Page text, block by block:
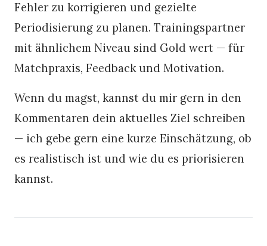
Fehler zu korrigieren und gezielte
Periodisierung zu planen. Trainingspartner
mit ähnlichem Niveau sind Gold wert — für
Matchpraxis, Feedback und Motivation.
Wenn du magst, kannst du mir gern in den
Kommentaren dein aktuelles Ziel schreiben
— ich gebe gern eine kurze Einschätzung, ob
es realistisch ist und wie du es priorisieren
kannst.